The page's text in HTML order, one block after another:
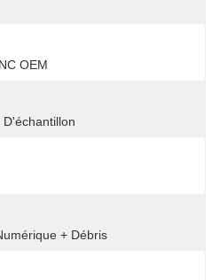
OEM
+ Débris